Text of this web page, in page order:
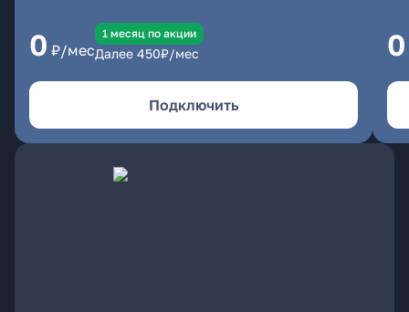
0 ₽/мес
1 месяц по акции
Далее 450₽/мес
Подключить
0